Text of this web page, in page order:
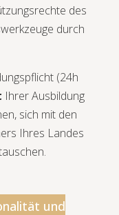
des
durch
(24h
Ihrer Ausbildung
sich mit den
Ihres Landes
und